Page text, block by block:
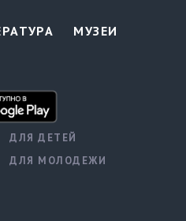
МУЗЕИ
ДЛЯ ДЕТЕЙ
ДЛЯ МОЛОДЕЖИ